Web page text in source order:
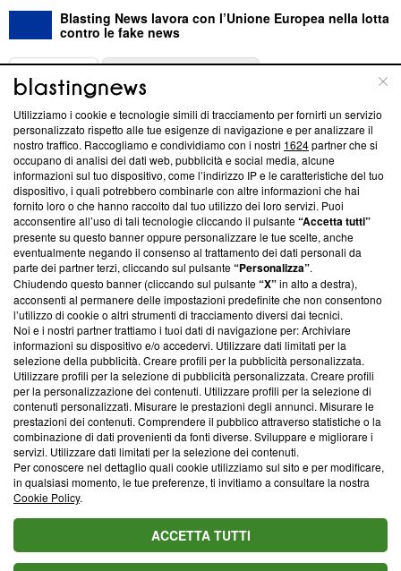
Blasting News lavora con l’Unione Europea nella lotta
contro le fake news
ABOUT
Questa sezione offre informazioni trasparenti su Blasting
News, sui nostri processi editoriali e su come ci impegniamo a
creare news di qualità. Inoltre, afferma la nostra aderenza a
‘Trust Project - News with Integrity’Blasting News non è
ancora membro del programma, ma ha richiesto di farne
parte; Trust Project non ha ancora effettuato una verifica di
conformità agli standard.
Su di noi
Team editoriale
Corporate
Redazione
Informativa Privacy
Cookie Policy
Blasting SA, IDI CHE-247.845.224, Via Carlo Frasca, 3 - 6900
Lugano (Svizzera) Tel:+39 0690258937
© 2026 Blasting News
Utilizziamo i cookie e tecnologie simili di tracciamento per fornirti un servizio
personalizzato rispetto alle tue esigenze di navigazione e per analizzare il
nostro traffico. Raccogliamo e condividiamo con i nostri 1624partner che si
occupano di analisi dei dati web, pubblicità e social media, alcune
informazioni sul tuo dispositivo, come l’indirizzo IP e le caratteristiche del tuo
dispositivo, i quali potrebbero combinarle con altre informazioni che hai
fornito loro o che hanno raccolto dal tuo utilizzo dei loro servizi. Puoi
acconsentire all’uso di tali tecnologie cliccando il pulsante“Accetta tutti”
presente su questo banner oppure personalizzare le tue scelte, anche
eventualmente negando il consenso al trattamento dei dati personali da
parte dei partner terzi, cliccando sul pulsante“Personalizza”.
Chiudendo questo banner (cliccando sul pulsante“X”in alto a destra),
acconsenti al permanere delle impostazioni predefinite che non consentono
l’utilizzo di cookie o altri strumenti di tracciamento diversi dai tecnici.
Noi e i nostri partner trattiamo i tuoi dati di navigazione per: Archiviare
informazioni su dispositivo e/o accedervi. Utilizzare dati limitati per la
selezione della pubblicità. Creare profili per la pubblicità personalizzata.
Utilizzare profili per la selezione di pubblicità personalizzata. Creare profili
per la personalizzazione dei contenuti. Utilizzare profili per la selezione di
contenuti personalizzati. Misurare le prestazioni degli annunci. Misurare le
prestazioni dei contenuti. Comprendere il pubblico attraverso statistiche o la
combinazione di dati provenienti da fonti diverse. Sviluppare e migliorare i
servizi. Utilizzare dati limitati per la selezione dei contenuti.
Per conoscere nel dettaglio quali cookie utilizziamo sul sito e per modificare,
in qualsiasi momento, le tue preferenze, ti invitiamo a consultare la nostra
Cookie Policy.
ACCETTA TUTTI